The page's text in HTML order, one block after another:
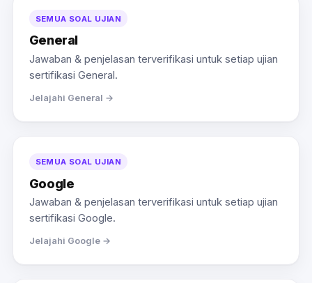
SEMUA SOAL UJIAN
General
Jawaban & penjelasan terverifikasi untuk setiap ujian
sertifikasi General.
Jelajahi General →
SEMUA SOAL UJIAN
Google
Jawaban & penjelasan terverifikasi untuk setiap ujian
sertifikasi Google.
Jelajahi Google →